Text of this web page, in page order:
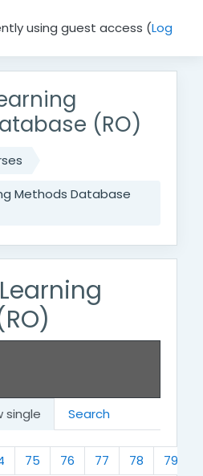
using guest access (Log
(RO)
Methods Database
single Search
75 76 77 78 79